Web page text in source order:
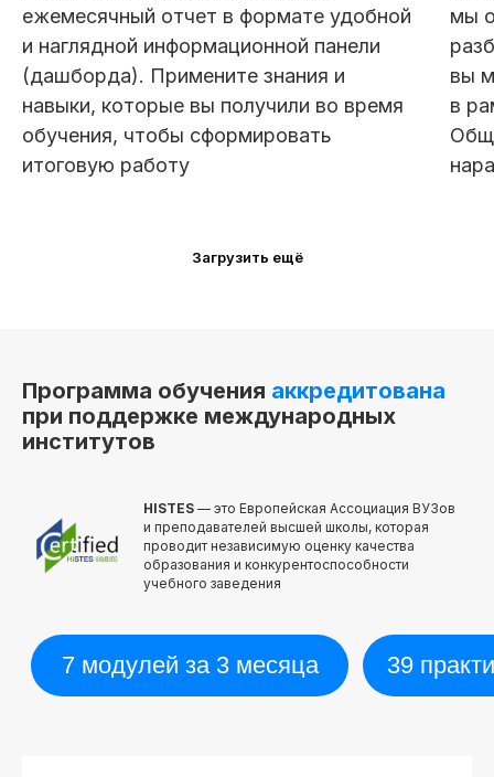
ежемесячный отчет в формате удобной
и наглядной информационной панели
(дашборда). Примените знания и
навыки, которые вы получили во время
обучения, чтобы сформировать
итоговую работу
мы
вы
в
Загрузить ещё
Программа обучения аккредитована
при поддержке международных
институтов
HISTES — это Европейская Ассоциация ВУЗов
и преподавателей высшей школы, которая
проводит независимую оценку качества
образования и конкурентоспособности
учебного заведения